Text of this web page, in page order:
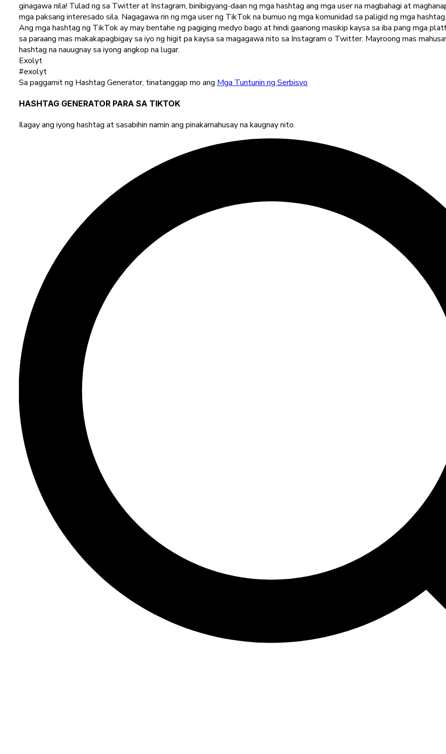
ginagawa nila! Tulad ng sa Twitter at Instagram, binibigyang-daan ng mga hashtag ang mga user na magbahagi at
mga paksang interesado sila. Nagagawa rin ng mga user ng TikTok na bumuo ng mga komunidad sa paligid ng mga hashtag.
Ang mga hashtag ng TikTok ay may bentahe ng pagiging medyo bago at hindi gaanong masikip kaysa sa iba pang mga
sa paraang mas makakapagbigay sa iyo ng higit pa kaysa sa magagawa nito sa Instagram o Twitter. Mayroong mas
hashtag na nauugnay sa iyong angkop na lugar.
Exolyt
#exolyt
Sa paggamit ng Hashtag Generator, tinatanggap mo ang Mga Tuntunin ng Serbisyo
HASHTAG GENERATOR PARA SA TIKTOK
Ilagay ang iyong hashtag at sasabihin namin ang pinakamahusay na kaugnay nito.